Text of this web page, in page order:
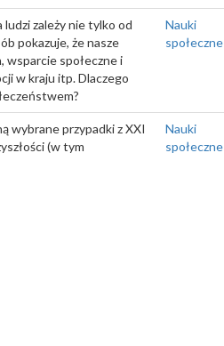
ludzi zależy nie tylko od
pokazuje, że nasze
wsparcie społeczne i
w kraju itp. Dlaczego
Nauki
społeczne
wybrane przypadki z XXI
(w tym
Nauki
społeczne